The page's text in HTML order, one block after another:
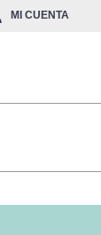
MI CUENTA